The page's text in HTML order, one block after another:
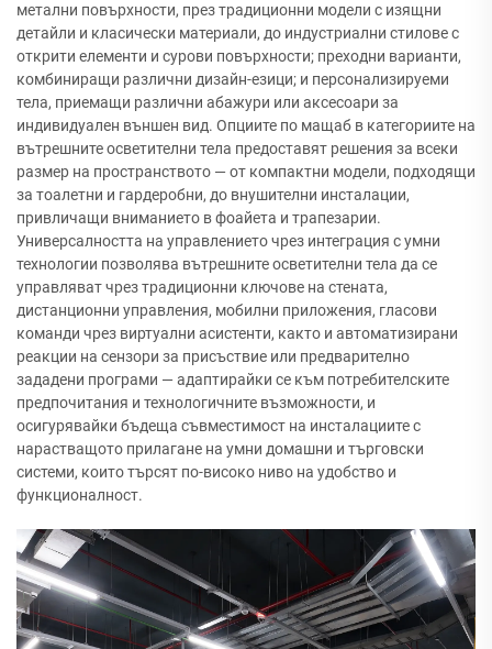
метални повърхности, през традиционни модели с изящни
детайли и класически материали, до индустриални стилове с
открити елементи и сурови повърхности; преходни варианти,
комбиниращи различни дизайн-езици; и персонализируеми
тела, приемащи различни абажури или аксесоари за
индивидуален външен вид. Опциите по мащаб в категориите на
вътрешните осветителни тела предоставят решения за всеки
размер на пространството — от компактни модели, подходящи
за тоалетни и гардеробни, до внушителни инсталации,
привличащи вниманието в фоайета и трапезарии.
Универсалността на управлението чрез интеграция с умни
технологии позволява вътрешните осветителни тела да се
управляват чрез традиционни ключове на стената,
дистанционни управления, мобилни приложения, гласови
команди чрез виртуални асистенти, както и автоматизирани
реакции на сензори за присъствие или предварително
зададени програми — адаптирайки се към потребителските
предпочитания и технологичните възможности, и
осигурявайки бъдеща съвместимост на инсталациите с
нарастващото прилагане на умни домашни и търговски
системи, които търсят по-високо ниво на удобство и
функционалност.